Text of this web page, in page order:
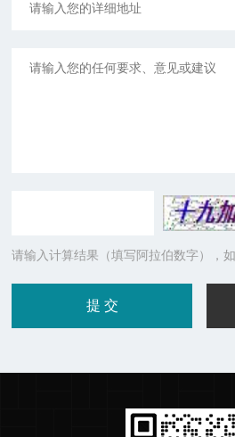
请输入计算结果（填写阿拉伯数字），